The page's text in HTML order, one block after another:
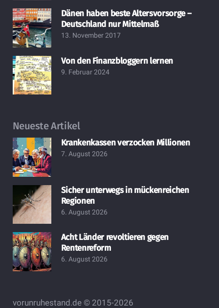
Dänen haben beste Altersvorsorge –
Deutschland nur Mittelmaß
13. November 2017
Von den Finanzbloggern lernen
9. Februar 2024
Neueste Artikel
Krankenkassen verzocken Millionen
7. August 2026
Sicher unterwegs in mückenreichen
Regionen
6. August 2026
Acht Länder revoltieren gegen
Rentenreform
6. August 2026
vorunruhestand.de © 2015-2026